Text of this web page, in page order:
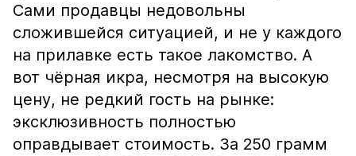
Сами продавцы недовольны
сложившейся ситуацией, и не у каждого
на прилавке есть такое лакомство. А
вот чёрная икра, несмотря на высокую
цену, не редкий гость на рынке:
эксклюзивность полностью
оправдывает стоимость. За 250 грамм